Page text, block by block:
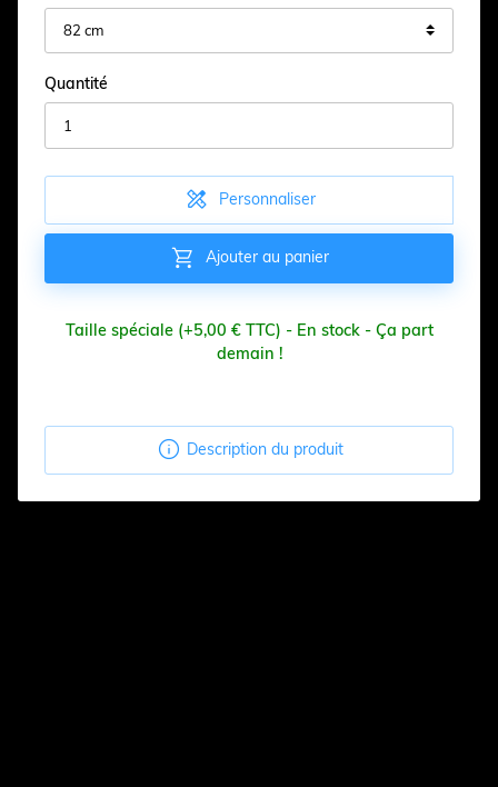
Quantité
 Personnaliser
 Ajouter au panier
Taille spéciale (+5,00 € TTC) - En stock - Ça part
demain !
 Description du produit